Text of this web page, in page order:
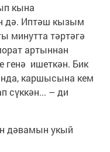
кына
дә. Иптәш кызым
минутта тәртәгә
артыннан
генә ишеткән. Бик
каршысына кем
сүккән... – ди
дәвамын укый